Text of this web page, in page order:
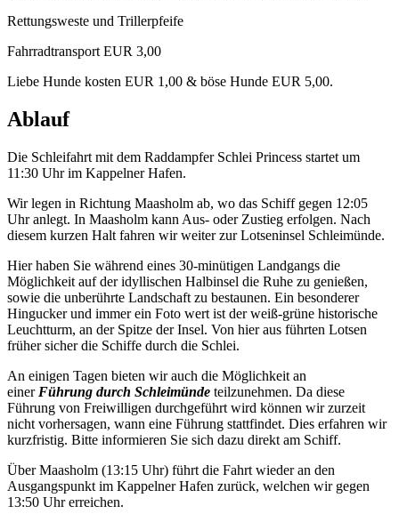
Rettungsweste und Trillerpfeife
Fahrradtransport EUR 3,00
Liebe Hunde kosten EUR 1,00 & böse Hunde EUR 5,00.
Ablauf
Die Schleifahrt mit dem Raddampfer Schlei Princess startet um
11:30 Uhr im Kappelner Hafen.
Wir legen in Richtung Maasholm ab, wo das Schiff gegen 12:05
Uhr anlegt. In Maasholm kann Aus- oder Zustieg erfolgen. Nach
diesem kurzen Halt fahren wir weiter zur Lotseninsel Schleimünde.
Hier haben Sie während eines 30-minütigen Landgangs die
Möglichkeit auf der idyllischen Halbinsel die Ruhe zu genießen,
sowie die unberührte Landschaft zu bestaunen. Ein besonderer
Hingucker und immer ein Foto wert ist der weiß-grüne historische
Leuchtturm, an der Spitze der Insel. Von hier aus führten Lotsen
früher sicher die Schiffe durch die Schlei.
An einigen Tagen bieten wir auch die Möglichkeit an
einer Führung durch Schleimünde teilzunehmen. Da diese
Führung von Freiwilligen durchgeführt wird können wir zurzeit
nicht vorhersagen, wann eine Führung stattfindet. Dies erfahren wir
kurzfristig. Bitte informieren Sie sich dazu direkt am Schiff.
Über Maasholm (13:15 Uhr) führt die Fahrt wieder an den
Ausgangspunkt im Kappelner Hafen zurück, welchen wir gegen
13:50 Uhr erreichen.